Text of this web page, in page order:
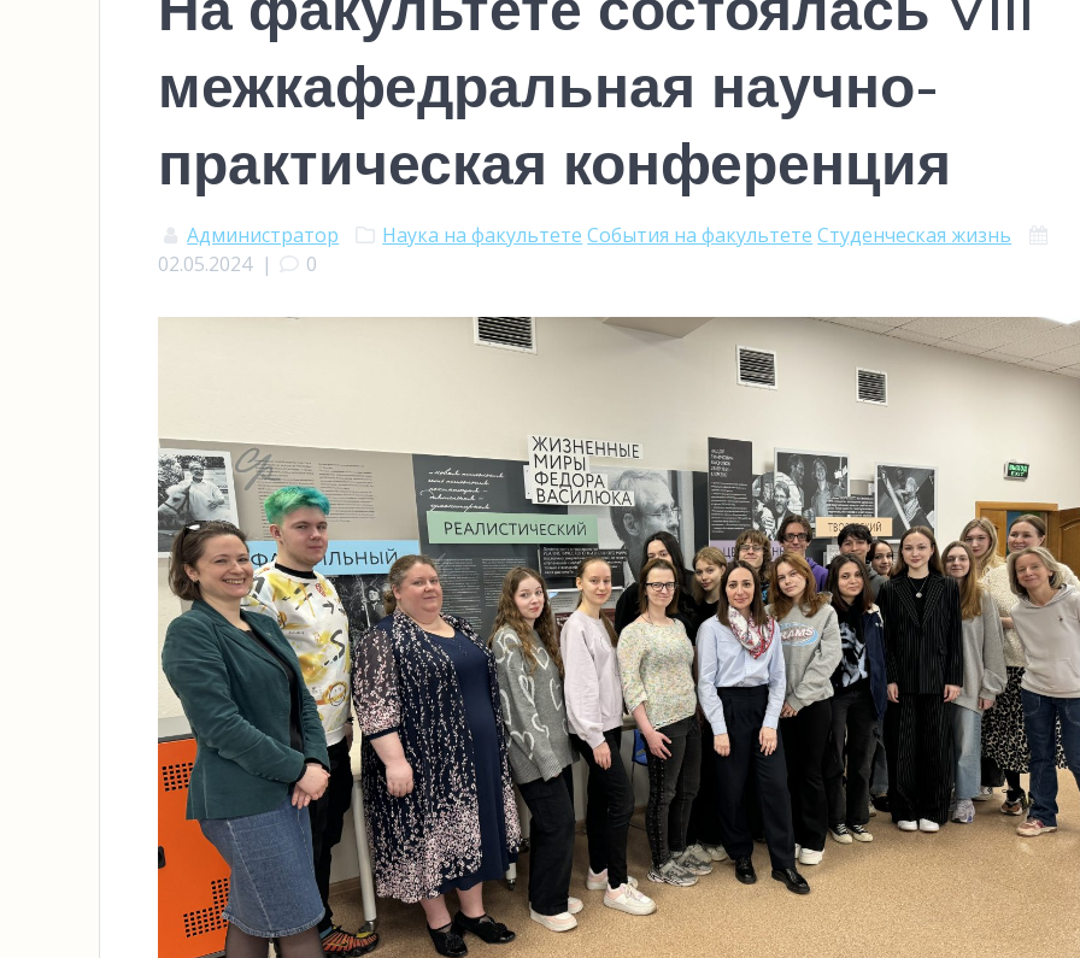
межкафедральная научно-
практическая конференция
Администратор Наука на факультете События на факультете Студенческая жизнь
02.05.2024| 0